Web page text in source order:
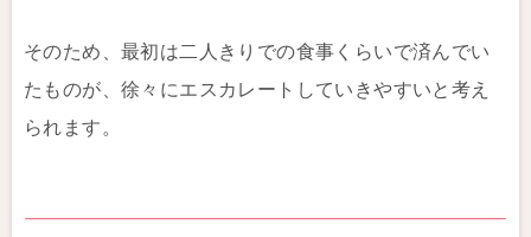
そのため、最初は二人きりでの食事くらいで済んでい
たものが、徐々にエスカレートしていきやすいと考え
られます。